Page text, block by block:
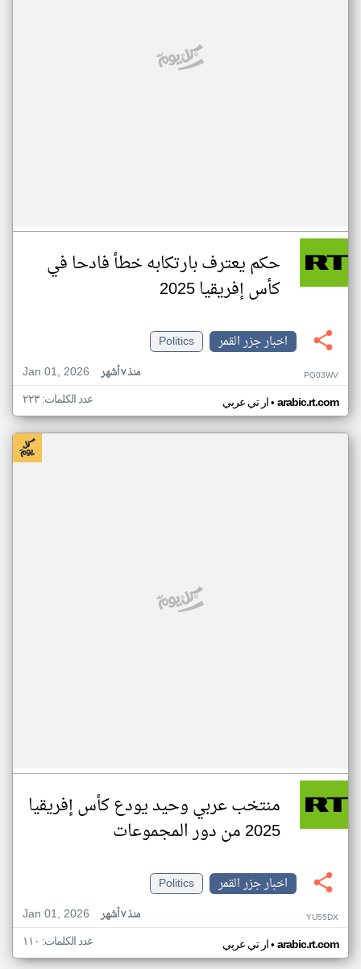
حكم يعترف بارتكابه خطأ فادحا في
كأس إفريقيا 2025
اخبار جزر القمر
Politics
Jan 01, 2026
منذ ٧ أشهر PG03WV
ار تي عربي• arabic.rt.com عدد الكلمات: ٢٢٣
منتخب عربي وحيد يودع كأس إفريقيا
2025 من دور المجموعات
اخبار جزر القمر
Politics
Jan 01, 2026
منذ ٧ أشهر YU55DX
ار تي عربي• arabic.rt.com عدد الكلمات: ١١٠